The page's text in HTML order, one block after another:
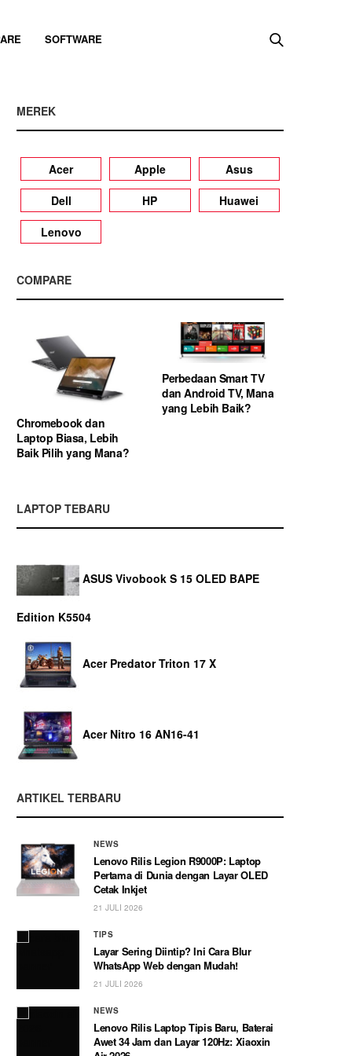
SOFTWARE
MEREK
Acer Apple
Asus
Dell
HP
Huawei
Lenovo
COMPARE
Chromebook dan
Laptop Biasa, Lebih
Baik Pilih yang Mana?
Perbedaan Smart TV
dan Android TV, Mana
yang Lebih Baik?
LAPTOP TEBARU
ASUS Vivobook S 15 OLED BAPE
Edition K5504
Acer Predator Triton 17 X
Acer Nitro 16 AN16-41
ARTIKEL TERBARU
NEWS
Lenovo Rilis Legion R9000P: Laptop
Pertama di Dunia dengan Layar OLED
Cetak Inkjet
21 JULI 2026
TIPS
Layar Sering Diintip? Ini Cara Blur
WhatsApp Web dengan Mudah!
21 JULI 2026
NEWS
Lenovo Rilis Laptop Tipis Baru, Baterai
Awet 34 Jam dan Layar 120Hz: Xiaoxin